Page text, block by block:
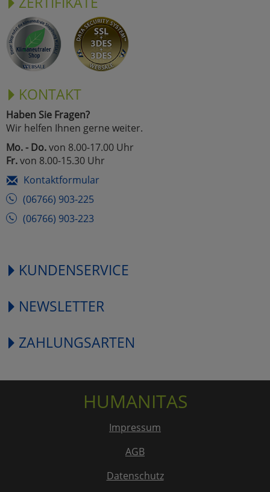
KONTAKT
Haben Sie Fragen?
Wir helfen Ihnen gerne weiter.
Mo. - Do.von 8.00-17.00 Uhr
Fr.von 8.00-15.30 Uhr
Kontaktformular
(06766) 903-225
(06766) 903-223
KUNDENSERVICE
NEWSLETTER
ZAHLUNGSARTEN
HUMANITAS
Impressum
AGB
Datenschutz